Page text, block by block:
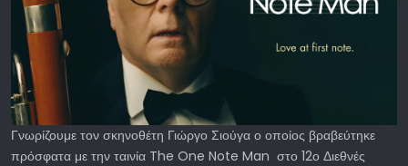
Γνωρίζουμε τον σκηνοθέτη Γιώργο Σιούγα ο οποίος βραβεύτηκε
πρόσφατα με την ταινία The One Note Man στο 12ο Διεθνές